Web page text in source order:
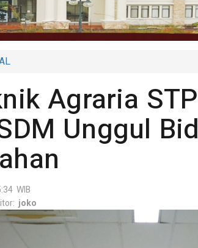
Agraria
Unggul
WIB
joko